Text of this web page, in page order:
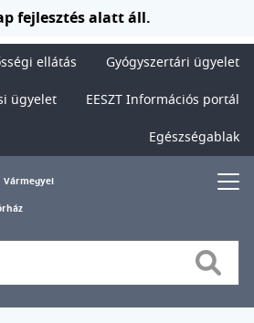
fejlesztés alatt áll.
ellátás
Gyógyszertári ügyelet
ügyelet
EESZT Információs portál
Egészségablak
Vármegyei
Search